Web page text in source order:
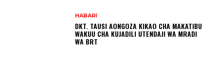
HABARI
DKT. TAUSI AONGOZA KIKAO CHA MAKATIBU
WAKUU CHA KUJADILI UTENDAJI WA MRADI
WA BRT